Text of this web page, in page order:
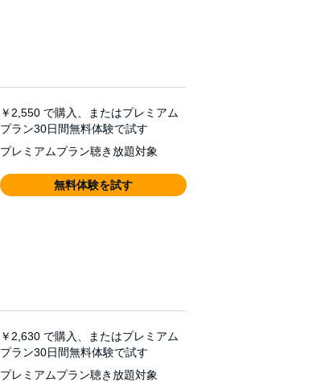
￥2,550 で購入、またはプレミアム
プラン30日間無料体験で試す
プレミアムプラン聴き放題対象
無料体験を試す
￥2,630 で購入、またはプレミアム
プラン30日間無料体験で試す
プレミアムプラン聴き放題対象